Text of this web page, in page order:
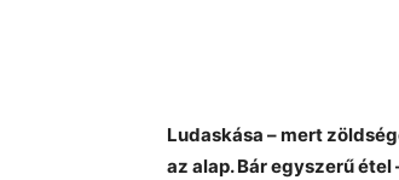
Ludaskása – mert
az alap. Bár egyszerű étel